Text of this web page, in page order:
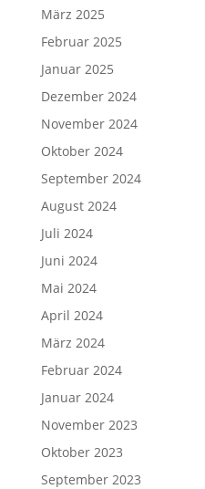
März 2025
Februar 2025
Januar 2025
Dezember 2024
November 2024
Oktober 2024
September 2024
August 2024
Juli 2024
Juni 2024
Mai 2024
April 2024
März 2024
Februar 2024
Januar 2024
November 2023
Oktober 2023
September 2023